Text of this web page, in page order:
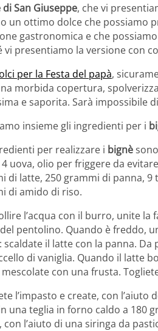
di San Giuseppe, che vi
un ottimo dolce che possiamo
gastronomica e che
vi presentiamo la versione con
per la Festa del papà,
morbida copertura,
e saporita. Sarà impossibile
insieme gli ingredienti per i
per realizzare i bignè
uova, olio per friggere da
di latte, 250 grammi di panna,
di amido di riso.
l’acqua con il burro, unite
pentolino. Quando è freddo,
scaldate il latte con la panna.
di vaniglia. Quando il latte
con una frusta.
l’impasto e create, con
una teglia in forno caldo a 180
con l’aiuto di una siringa da